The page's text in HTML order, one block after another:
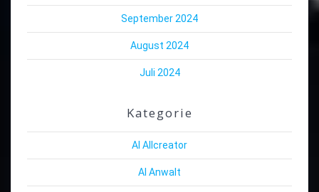
September 2024
August 2024
Juli 2024
Kategorie
AI Allcreator
AI Anwalt